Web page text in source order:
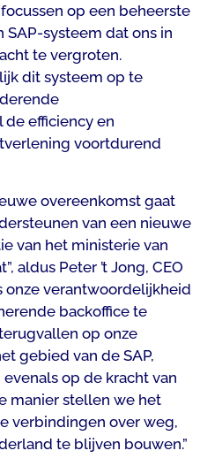
op een beheerste
SAP-systeem dat ons in
te vergroten.
dit systeem op te
efficiency en
voortdurend
overeenkomst gaat
van een nieuwe
van het ministerie van
aldus Peter ’t Jong, CEO
onze verantwoordelijkheid
backoffice te
op onze
gebied van de SAP,
op de kracht van
manier stellen we het
verbindingen over weg,
te blijven bouwen.”